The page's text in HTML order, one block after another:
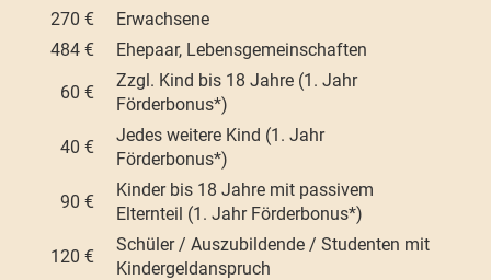
270 €
Erwachsene
484 €
Ehepaar, Lebensgemeinschaften
60 €
Zzgl. Kind bis 18 Jahre (1. Jahr
Förderbonus*)
40 €
Jedes weitere Kind (1. Jahr
Förderbonus*)
90 €
Kinder bis 18 Jahre mit passivem
Elternteil (1. Jahr Förderbonus*)
120 €
Schüler / Auszubildende / Studenten mit
Kindergeldanspruch